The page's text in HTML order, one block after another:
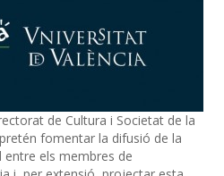
de Cultura i Societat de la
fomentar la difusió de la
entre els membres de